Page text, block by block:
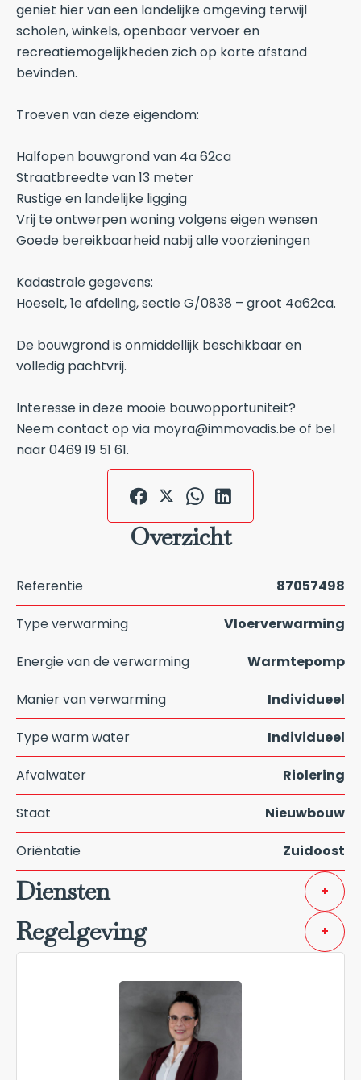
geniet hier van een landelijke omgeving terwijl
scholen, winkels, openbaar vervoer en
recreatiemogelijkheden zich op korte afstand
bevinden.
Troeven van deze eigendom:
Halfopen bouwgrond van 4a 62ca
Straatbreedte van 13 meter
Rustige en landelijke ligging
Vrij te ontwerpen woning volgens eigen wensen
Goede bereikbaarheid nabij alle voorzieningen
Kadastrale gegevens:
Hoeselt, 1e afdeling, sectie G/0838 – groot 4a62ca.
De bouwgrond is onmiddellijk beschikbaar en
volledig pachtvrij.
Interesse in deze mooie bouwopportuniteit?
Neem contact op via moyra@immovadis.be of bel
naar 0469 19 51 61.
Overzicht
Referentie 87057498
Type verwarming Vloerverwarming
Energie van de verwarming Warmtepomp
Manier van verwarming Individueel
Type warm water Individueel
Afvalwater Riolering
Staat Nieuwbouw
Oriëntatie Zuidoost
Diensten +
Regelgeving +